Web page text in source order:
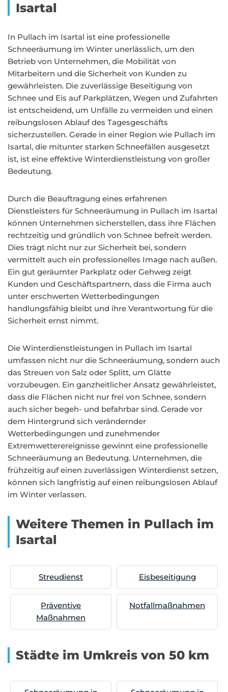
Isartal
In Pullach im Isartal ist eine professionelle
Schneeräumung im Winter unerlässlich, um den
Betrieb von Unternehmen, die Mobilität von
Mitarbeitern und die Sicherheit von Kunden zu
gewährleisten. Die zuverlässige Beseitigung von
Schnee und Eis auf Parkplätzen, Wegen und Zufahrten
ist entscheidend, um Unfälle zu vermeiden und einen
reibungslosen Ablauf des Tagesgeschäfts
sicherzustellen. Gerade in einer Region wie Pullach im
Isartal, die mitunter starken Schneefällen ausgesetzt
ist, ist eine effektive Winterdienstleistung von großer
Bedeutung.
Durch die Beauftragung eines erfahrenen
Dienstleisters für Schneeräumung in Pullach im Isartal
können Unternehmen sicherstellen, dass ihre Flächen
rechtzeitig und gründlich von Schnee befreit werden.
Dies trägt nicht nur zur Sicherheit bei, sondern
vermittelt auch ein professionelles Image nach außen.
Ein gut geräumter Parkplatz oder Gehweg zeigt
Kunden und Geschäftspartnern, dass die Firma auch
unter erschwerten Wetterbedingungen
handlungsfähig bleibt und ihre Verantwortung für die
Sicherheit ernst nimmt.
Die Winterdienstleistungen in Pullach im Isartal
umfassen nicht nur die Schneeräumung, sondern auch
das Streuen von Salz oder Splitt, um Glätte
vorzubeugen. Ein ganzheitlicher Ansatz gewährleistet,
dass die Flächen nicht nur frei von Schnee, sondern
auch sicher begeh- und befahrbar sind. Gerade vor
dem Hintergrund sich verändernder
Wetterbedingungen und zunehmender
Extremwetterereignisse gewinnt eine professionelle
Schneeräumung an Bedeutung. Unternehmen, die
frühzeitig auf einen zuverlässigen Winterdienst setzen,
können sich langfristig auf einen reibungslosen Ablauf
im Winter verlassen.
Weitere Themen in Pullach im
Isartal
Streudienst Eisbeseitigung
Präventive
Maßnahmen
Notfallmaßnahmen
Städte im Umkreis von 50 km